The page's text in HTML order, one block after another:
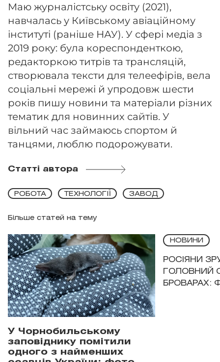
Маю журналістську освіту (2021),
навчалась у Київському авіаційному
інституті (раніше НАУ). У сфері медіа з
2019 року: була кореспонденткою,
редакторкою титрів та трансляцій,
створювала тексти для телеефірів, вела
соціальні мережі й упродовж шести
років пишу новини та матеріали різних
тематик для новинних сайтів. У
вільний час займаюсь спортом й
танцями, люблю подорожувати.
Статті автора
Більше статей на тему
РОБОТА ТЕХНОЛОГІЇ ЗАВОД
У Чорнобильському
заповіднику помітили
одного з найменших
НОВИНИ
РОСІЯНИ
ГОЛОВНИЙ
БРОВАРАХ: